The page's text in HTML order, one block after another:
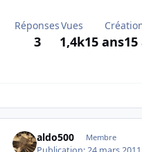
Réponses
3
Vues
1,4k15 ans
aldo500 Membre